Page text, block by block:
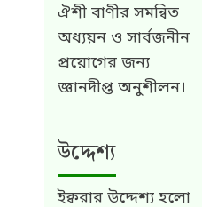
ঐশী বাণীর সমন্বিত
অধ্যয়ন ও সার্বজনীন
প্রয়োগের জন্য
জ্ঞানদীপ্ত অনুশীলন।
উদ্দেশ্য
ইক্বরার উদ্দেশ্য হলো